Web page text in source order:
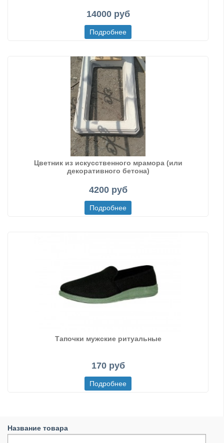
14000 руб
Цветник из искусственного мрамора (или
декоративного бетона)
4200 руб
Тапочки мужские ритуальные
170 руб
Название товара